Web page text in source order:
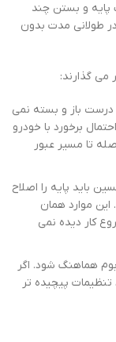
و بستن چند
طولانی مدت بدون
گذارند:
درست باز و بسته نمی
برخورد با خودرو
تا مسیر عبور
باید پایه را اصلاح
این موارد همان
کار دیده نمی
هماهنگ شود. اگر
تنظیمات پیچیده تر